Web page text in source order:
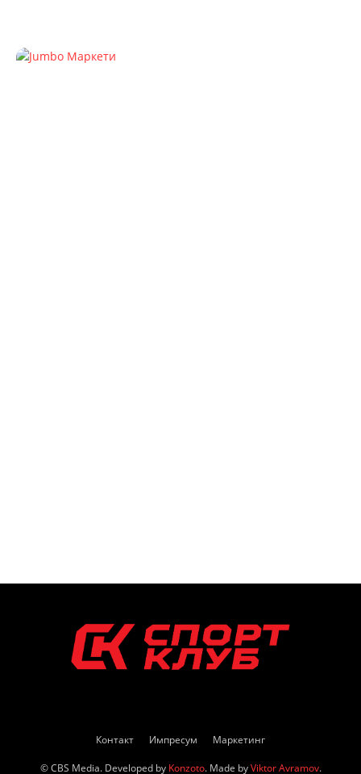
Контакт Импресум Маркетинг
© CBS Media. Developed by Konzoto. Made byViktor Avramov.